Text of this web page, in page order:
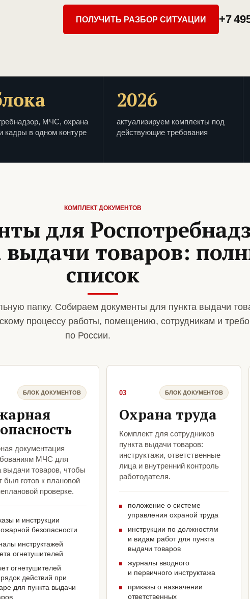
ПОЛУЧИТЬ РАЗБОР СИТУАЦИИ +7
МЧС, охрана
кадры в одном контуре
2026
актуализируем комплекты под
действующие требования
КОМПЛЕКТ ДОКУМЕНТОВ
для
выдачи товаров:
список
папку. Собираем документы для пункта выдачи
процессу работы, помещению, сотрудникам и
по России.
БЛОК ДОКУМЕНТОВ
документация
МЧС для
выдачи товаров, чтобы
был готов к плановой
проверке.
и инструкции
безопасности
инструктажей
огнетушителей
огнетушителей
действий при
для пункта выдачи
03 БЛОК ДОКУМЕНТОВ
Охрана труда
Комплект для сотрудников
пункта выдачи товаров:
инструктажи, ответственные
лица и внутренний контроль
работодателя.
положение о системе
управления охраной труда
инструкции по должностям
и видам работ для пункта
выдачи товаров
журналы вводного
и первичного инструктажа
приказы о назначении
ответственных